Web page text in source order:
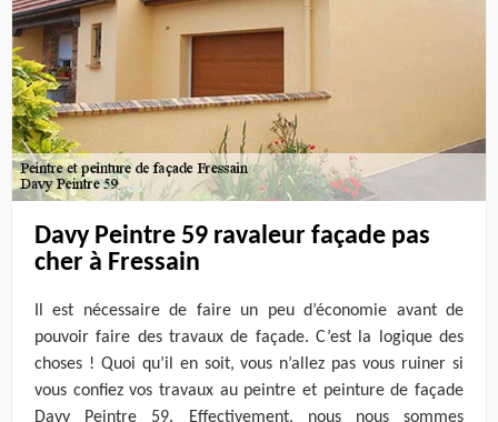
Davy Peintre 59 ravaleur façade pas
cher à Fressain
Il est nécessaire de faire un peu d’économie avant de
pouvoir faire des travaux de façade. C’est la logique des
choses ! Quoi qu’il en soit, vous n’allez pas vous ruiner si
vous confiez vos travaux au peintre et peinture de façade
Davy Peintre 59. Effectivement, nous nous sommes